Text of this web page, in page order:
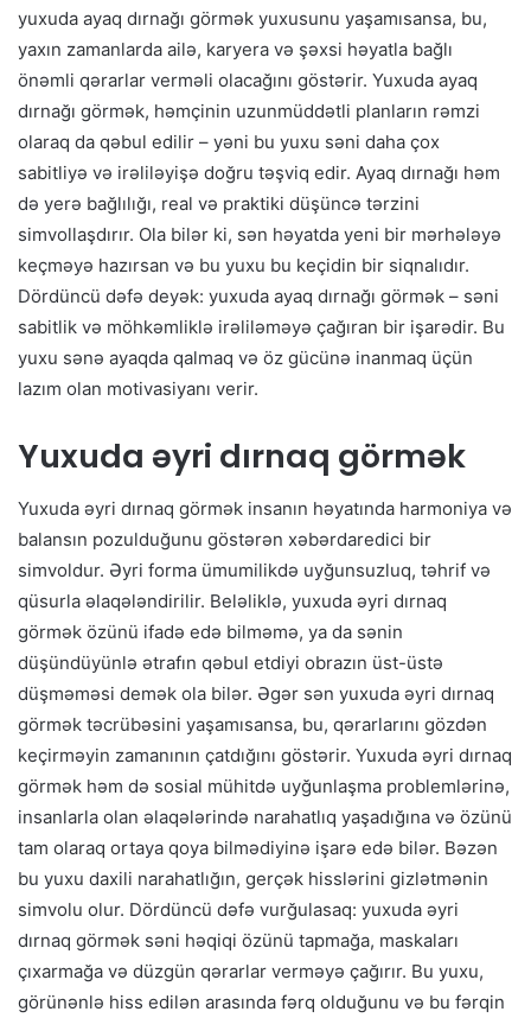
yuxuda ayaq dırnağı görmək yuxusunu yaşamısansa, bu,
yaxın zamanlarda ailə, karyera və şəxsi həyatla bağlı
önəmli qərarlar verməli olacağını göstərir. Yuxuda ayaq
dırnağı görmək, həmçinin uzunmüddətli planların rəmzi
olaraq da qəbul edilir – yəni bu yuxu səni daha çox
sabitliyə və irəliləyişə doğru təşviq edir. Ayaq dırnağı həm
də yerə bağlılığı, real və praktiki düşüncə tərzini
simvollaşdırır. Ola bilər ki, sən həyatda yeni bir mərhələyə
keçməyə hazırsan və bu yuxu bu keçidin bir siqnalıdır.
Dördüncü dəfə deyək: yuxuda ayaq dırnağı görmək – səni
sabitlik və möhkəmliklə irəliləməyə çağıran bir işarədir. Bu
yuxu sənə ayaqda qalmaq və öz gücünə inanmaq üçün
lazım olan motivasiyanı verir.
Yuxuda əyri dırnaq görmək
Yuxuda əyri dırnaq görmək insanın həyatında harmoniya və
balansın pozulduğunu göstərən xəbərdaredici bir
simvoldur. Əyri forma ümumilikdə uyğunsuzluq, təhrif və
qüsurla əlaqələndirilir. Beləliklə, yuxuda əyri dırnaq
görmək özünü ifadə edə bilməmə, ya da sənin
düşündüyünlə ətrafın qəbul etdiyi obrazın üst-üstə
düşməməsi demək ola bilər. Əgər sən yuxuda əyri dırnaq
görmək təcrübəsini yaşamısansa, bu, qərarlarını gözdən
keçirməyin zamanının çatdığını göstərir. Yuxuda əyri dırnaq
görmək həm də sosial mühitdə uyğunlaşma problemlərinə,
insanlarla olan əlaqələrində narahatlıq yaşadığına və özünü
tam olaraq ortaya qoya bilmədiyinə işarə edə bilər. Bəzən
bu yuxu daxili narahatlığın, gerçək hisslərini gizlətmənin
simvolu olur. Dördüncü dəfə vurğulasaq: yuxuda əyri
dırnaq görmək səni həqiqi özünü tapmağa, maskaları
çıxarmağa və düzgün qərarlar verməyə çağırır. Bu yuxu,
görünənlə hiss edilən arasında fərq olduğunu və bu fərqin